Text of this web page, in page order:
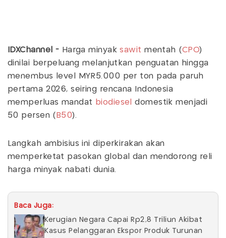
IDXChannel - Harga minyaksawit mentah (CPO)
dinilai berpeluang melanjutkan penguatan hingga
menembus level MYR5.000 per ton pada paruh
pertama 2026, seiring rencana Indonesia
memperluas mandat
biodiesel
domestik menjadi
50 persen ( B50).
Langkah ambisius ini diperkirakan akan
memperketat pasokan global dan mendorong reli
harga minyak nabati dunia.
Baca Juga:
Kerugian Negara Capai Rp2,8 Triliun Akibat
Kasus Pelanggaran Ekspor Produk Turunan